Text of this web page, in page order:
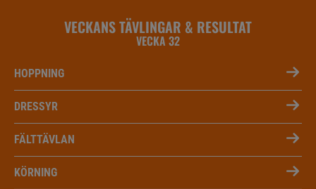
VECKANS TÄVLINGAR & RESULTAT
VECKA 32
HOPPNING
DRESSYR
FÄLTTÄVLAN
KÖRNING